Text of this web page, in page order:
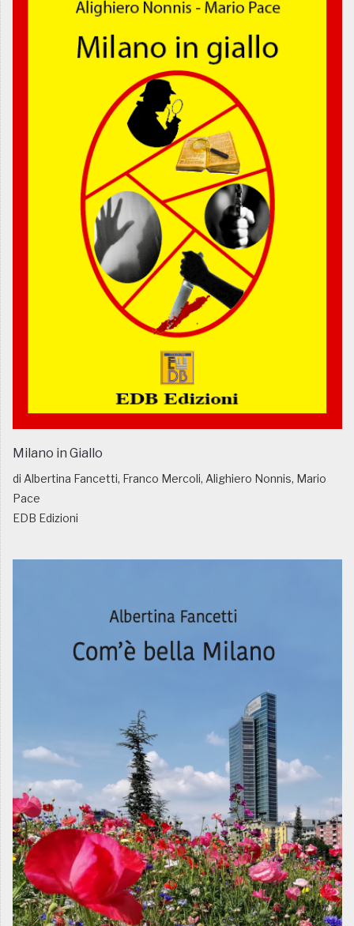
Milano in Giallo
di Albertina Fancetti, Franco Mercoli, Alighiero Nonnis, Mario
Pace
EDB Edizioni